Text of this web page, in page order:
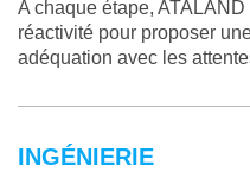
A chaque étape,
réactivité pour proposer
adéquation avec les
INGÉNIERIE